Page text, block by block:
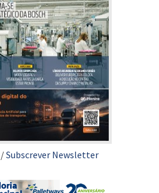
/Subscrever Newsletter